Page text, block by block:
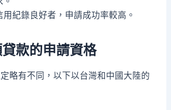
紀錄良好者，申請成功率較高。
款的申請資格
略有不同，以下以台灣和中國大陸的